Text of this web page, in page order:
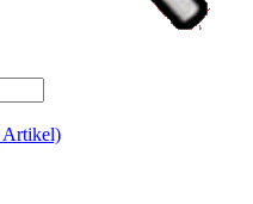
Artikel)